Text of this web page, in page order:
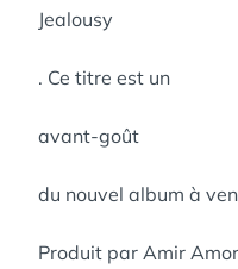
Jealousy
. Ce titre est un
avant-goût
du nouvel album à
Produit par Amir